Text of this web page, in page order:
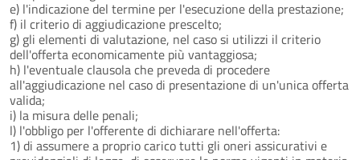
e) l'indicazione del termine per l'esecuzione della prestazione;
f) il criterio di aggiudicazione prescelto;
g) gli elementi di valutazione, nel caso si utilizzi il criterio
dell'offerta economicamente più vantaggiosa;
h) l'eventuale clausola che preveda di procedere
all'aggiudicazione nel caso di presentazione di un'unica offerta
valida;
i) la misura delle penali;
l) l'obbligo per l'offerente di dichiarare nell'offerta:
1) di assumere a proprio carico tutti gli oneri assicurativi e